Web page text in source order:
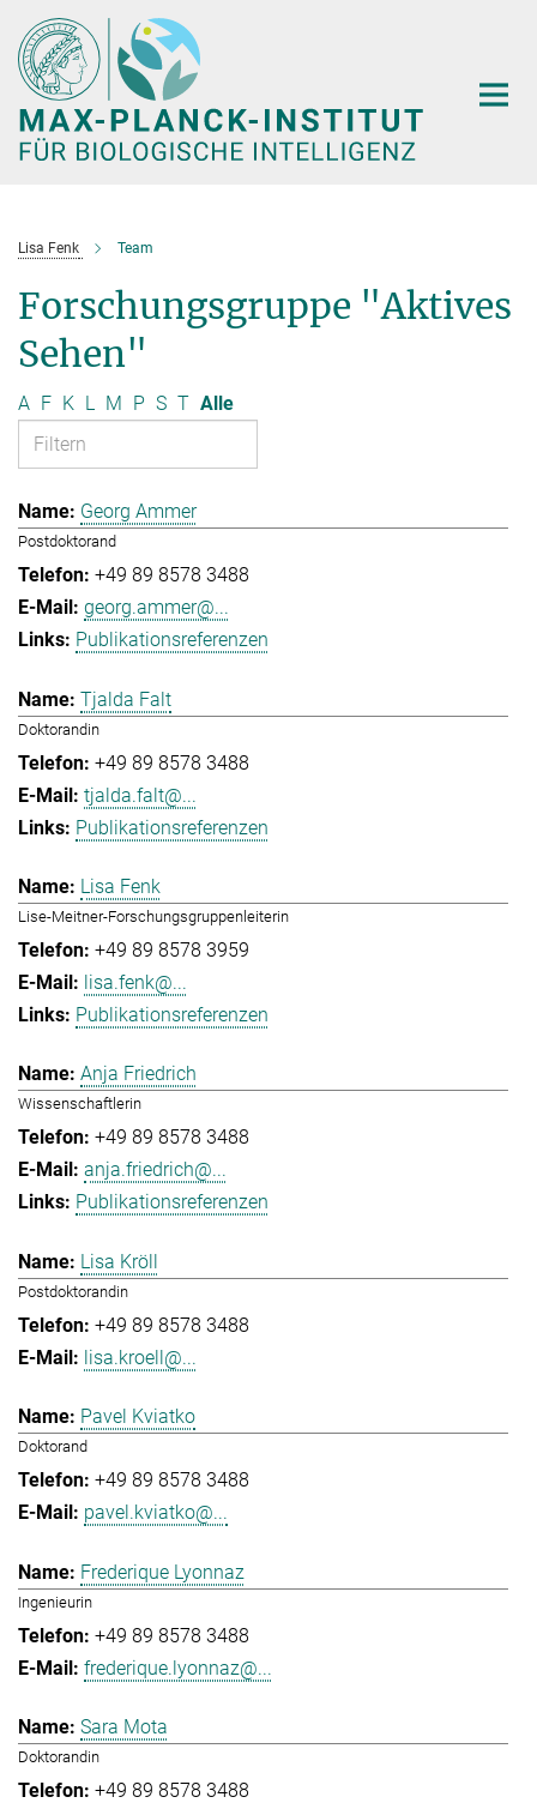
Hauptinhalt
Lisa Fenk Team
Forschungsgruppe "Aktives
Sehen"
A F K L M P S T Alle
Georg Ammer
Postdoktorand
+49 89 8578 3488
georg.ammer@...
Publikationsreferenzen
Tjalda Falt
Doktorandin
+49 89 8578 3488
tjalda.falt@...
Publikationsreferenzen
Lisa Fenk
Lise-Meitner-Forschungsgruppenleiterin
+49 89 8578 3959
lisa.fenk@...
Publikationsreferenzen
Anja Friedrich
Wissenschaftlerin
+49 89 8578 3488
anja.friedrich@...
Publikationsreferenzen
Lisa Kröll
Postdoktorandin
+49 89 8578 3488
lisa.kroell@...
Pavel Kviatko
Doktorand
+49 89 8578 3488
pavel.kviatko@...
Frederique Lyonnaz
Ingenieurin
+49 89 8578 3488
frederique.lyonnaz@...
Sara Mota
Doktorandin
+49 89 8578 3488